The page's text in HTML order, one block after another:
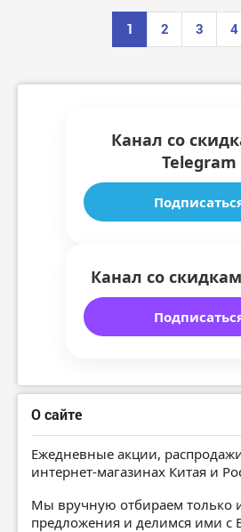
1 2 3 4
Канал со
Telegram
Канал со
О сайте
Ежедневные акции,
интернет-магазинах Китая и
Мы вручную отбираем только
предложения и делимся ими с